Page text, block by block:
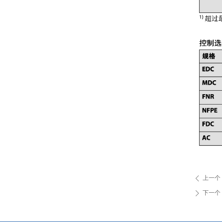
ꄲ 下一个
ꄴ 上一个